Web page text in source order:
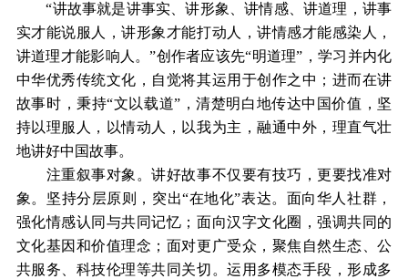
“讲故事就是讲事实、讲形象、讲情感、讲道理，讲事
实才能说服人，讲形象才能打动人，讲情感才能感染人，
讲道理才能影响人。”创作者应该先“明道理”，学习并内化
中华优秀传统文化，自觉将其运用于创作之中；进而在讲
故事时，秉持“文以载道”，清楚明白地传达中国价值，坚
持以理服人，以情动人，以我为主，融通中外，理直气壮
地讲好中国故事。
注重叙事对象。讲好故事不仅要有技巧，更要找准对
象。坚持分层原则，突出“在地化”表达。面向华人社群，
强化情感认同与共同记忆；面向汉字文化圈，强调共同的
文化基因和价值理念；面对更广受众，聚焦自然生态、公
共服务、科技伦理等共同关切。运用多模态手段，形成多